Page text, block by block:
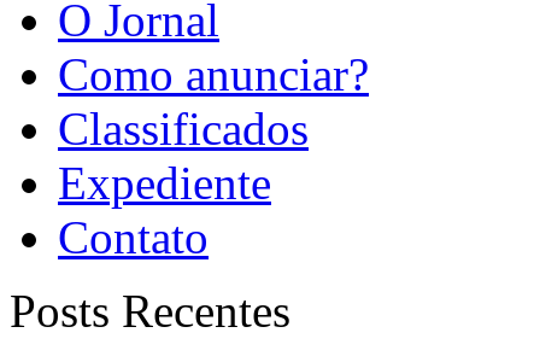
O Jornal
Como anunciar?
Classificados
Expediente
Contato
Posts Recentes